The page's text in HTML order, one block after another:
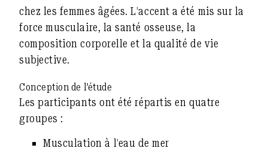
chez les femmes âgées. L’accent a été mis sur la
force musculaire, la santé osseuse, la
composition corporelle et la qualité de vie
subjective.
Conception de l’étude
Les participants ont été répartis en quatre
groupes :
Musculation à l’eau de mer